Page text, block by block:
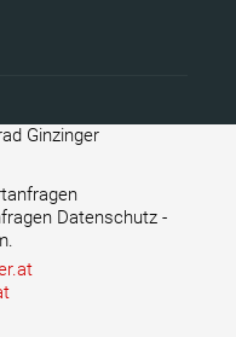
Ginzinger
Datenschutz -